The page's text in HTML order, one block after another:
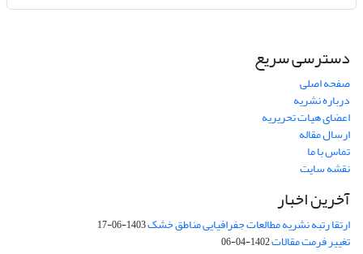
دسترسی سریع
صفحه اصلی
درباره نشریه
اعضای هیات تحریریه
ارسال مقاله
تماس با ما
نقشه سایت
آخرین اخبار
ارتقا رتبه نشریه مطالعات جفرافیایی مناطق خشک1403-06-17
تغییر فرمت مقالات1402-04-06